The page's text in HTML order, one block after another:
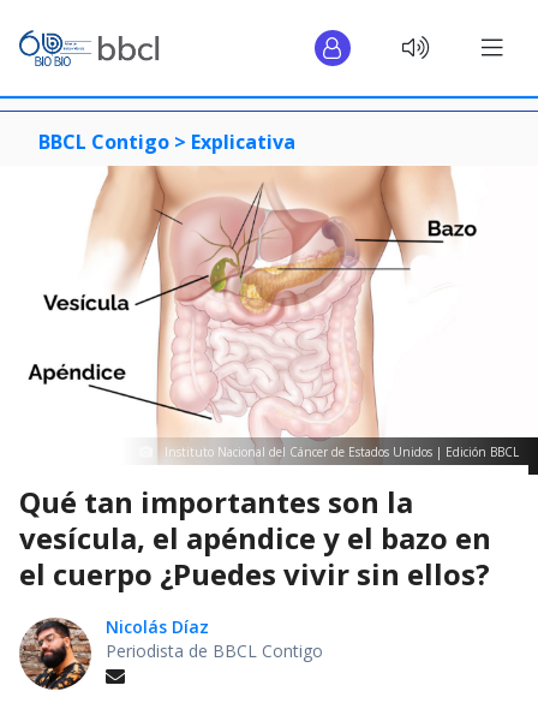
BBCL Contigo > Explicativa
Instituto Nacional del Cáncer de Estados Unidos | Edición BBCL
Qué tan importantes son la
vesícula, el apéndice y el bazo en
el cuerpo ¿Puedes vivir sin ellos?
Nicolás Díaz
Periodista de BBCL Contigo